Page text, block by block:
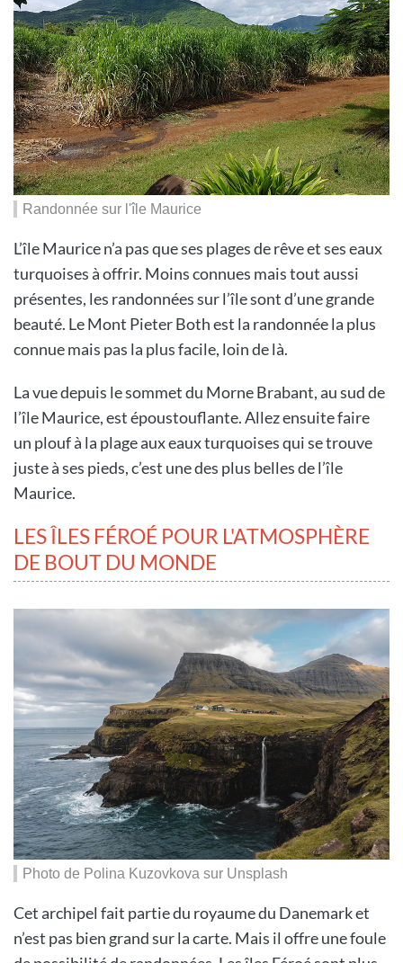
Randonnée sur l'île Maurice
L’île Maurice n’a pas que ses plages de rêve et ses eaux
turquoises à offrir. Moins connues mais tout aussi
présentes, les randonnées sur l’île sont d’une grande
beauté. Le Mont Pieter Both est la randonnée la plus
connue mais pas la plus facile, loin de là.
La vue depuis le sommet du Morne Brabant, au sud de
l’île Maurice, est époustouflante. Allez ensuite faire
un plouf à la plage aux eaux turquoises qui se trouve
juste à ses pieds, c’est une des plus belles de l’île
Maurice.
LES ÎLES FÉROÉ POUR L'ATMOSPHÈRE
DE BOUT DU MONDE
Photo de Polina Kuzovkova sur Unsplash
Cet archipel fait partie du royaume du Danemark et
n’est pas bien grand sur la carte. Mais il offre une foule